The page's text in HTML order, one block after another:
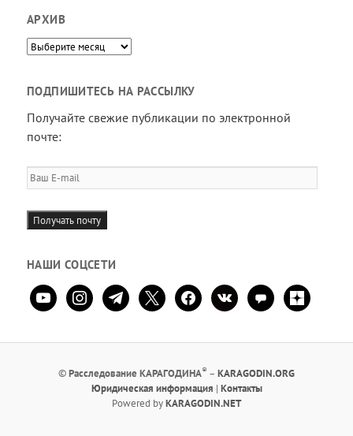
АРХИВ
Архив
ПОДПИШИТЕСЬ НА РАССЫЛКУ
Получайте свежие публикации по электронной
почте:
Ваш
E-
mail
Получать почту
НАШИ СОЦСЕТИ
youtubeinstagramtelegram
x facebookvkontaktecomment
zen-
yandex
©Расследование КАРАГОДИНА® – KARAGODIN.ORG
Юридическая информация | Контакты
Powered byKARAGODIN.NET